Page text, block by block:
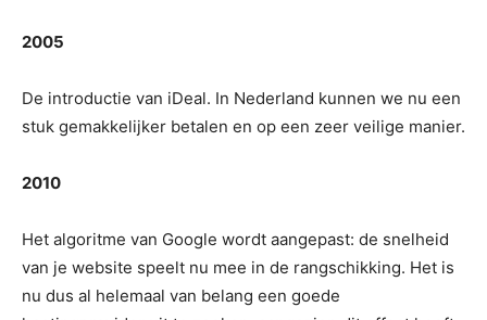
2005
De introductie van iDeal. In Nederland kunnen we nu een
stuk gemakkelijker betalen en op een zeer veilige manier.
2010
Het algoritme van Google wordt aangepast: de snelheid
van je website speelt nu mee in de rangschikking. Het is
nu dus al helemaal van belang een goede